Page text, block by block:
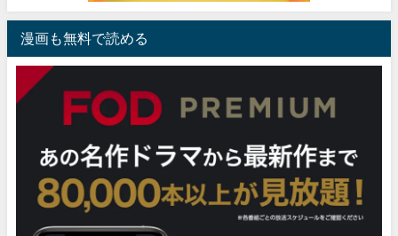
漫画も無料で読める